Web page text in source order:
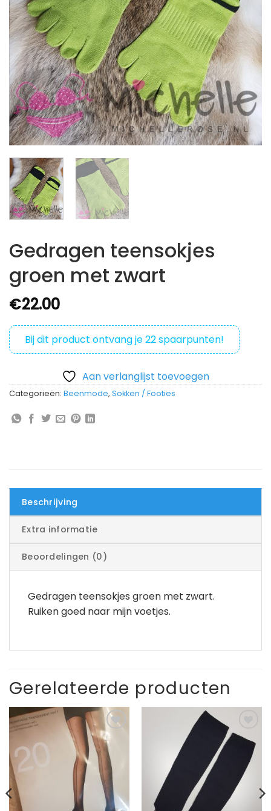
Gedragen teensokjes
groen met zwart
€22.00
Bij dit product ontvang je22spaarpunten!
Aan verlanglijst toevoegen
Categorieën: Beenmode, Sokken / Footies
Beschrijving
Extra informatie
Beoordelingen (0)
Gedragen teensokjes groen met zwart.
Ruiken goed naar mijn voetjes.
Gerelateerde producten